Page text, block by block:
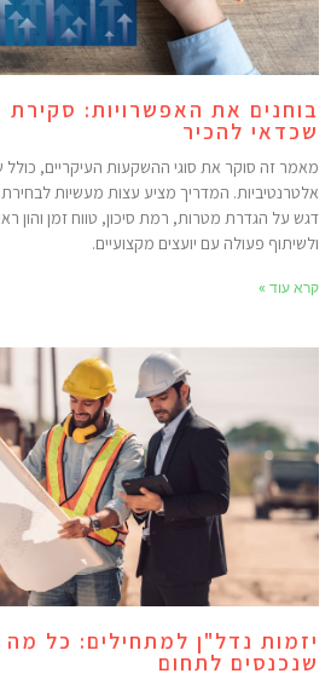
את האפשרויות: סקירת
להכיר
זה סוקר את סוגי ההשקעות העיקריים, כולל
המדריך מציע עצות מעשיות לבחירת
על הגדרת מטרות, רמת סיכון, טווח זמן והון
פעולה עם יועצים מקצועיים.
עוד »
נדל"ן למתחילים: כל מה
לתחום